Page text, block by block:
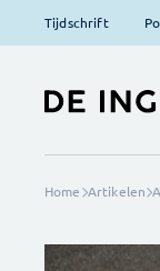
Tijdschrift
Home Artikelen